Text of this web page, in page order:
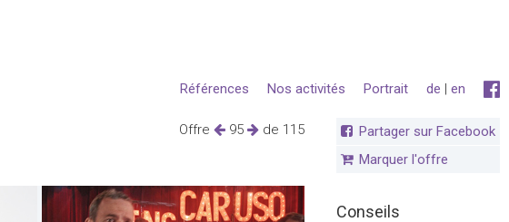
de | en
Portrait
Nos activités
Références
Offre 95 de 115
Partager sur Facebook
Marquer l'offre
Conseils